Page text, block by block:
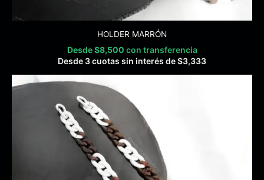
HOLDER MARRÓN
Desde$8,500 con transferencia
Desde 3 cuotas sin interés de$3,333